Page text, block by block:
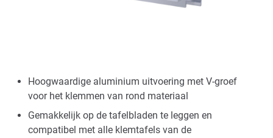
Hoogwaardige aluminium uitvoering met V-groef
voor het klemmen van rond materiaal
Gemakkelijk op de tafelbladen te leggen en
compatibel met alle klemtafels van de